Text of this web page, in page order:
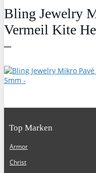
Bling Jewelry
Vermeil Kite
–
Top Marken
Armor
Christ